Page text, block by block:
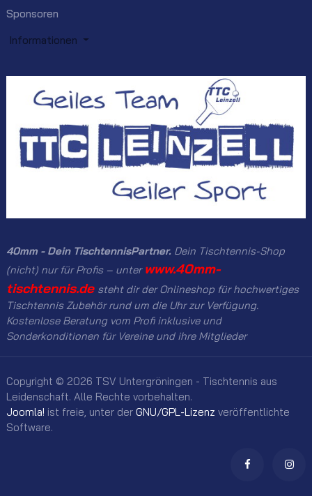
Sponsoren
Informationen
40mm - Dein TischtennisPartner. Dein Tischtennis-Shop
(nicht) nur für Profis – unter www.40mm-
tischtennis.de steht dir der Onlineshop für hochwertiges
Tischtennis Zubehör rund um die Uhr zur Verfügung.
Kostenlose Beratung vom Profi inklusive und
Sonderkonditionen für Vereine und ihre Mitglieder
Copyright © 2026 TSV Untergröningen - Tischtennis aus
Leidenschaft. Alle Rechte vorbehalten.
Joomla! ist freie, unter der GNU/GPL-Lizenz veröffentlichte
Software.